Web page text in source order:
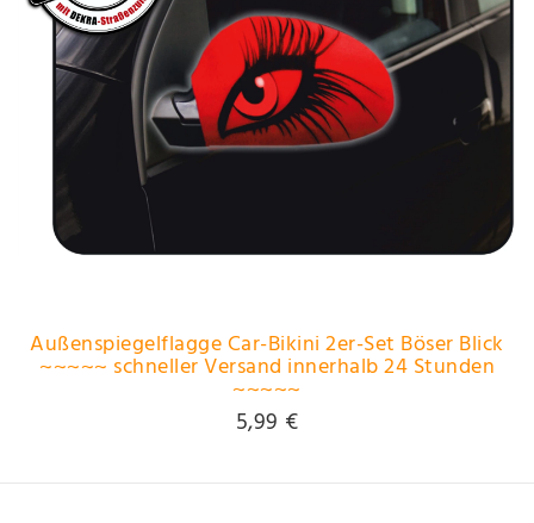
Außenspiegelflagge Car-Bikini 2er-Set Böser Blick
~~~~~ schneller Versand innerhalb 24 Stunden
~~~~~
5,99 €